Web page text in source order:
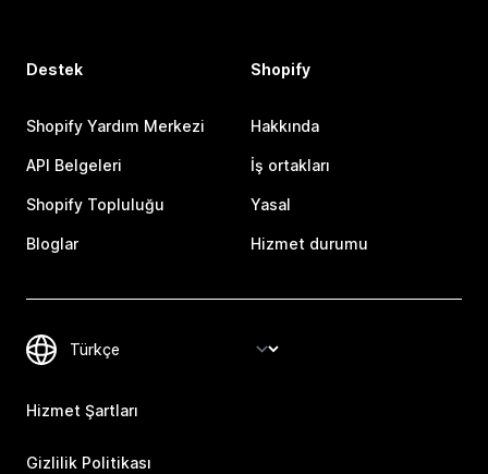
Destek
Shopify Yardım Merkezi
API Belgeleri
Shopify Topluluğu
Bloglar
Shopify
Hakkında
İş ortakları
Yasal
Hizmet durumu
Hizmet Şartları
Gizlilik Politikası